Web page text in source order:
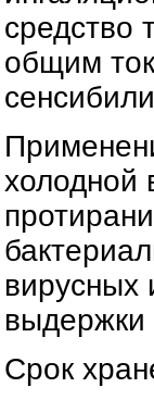
средство
общим
холодной
вирусных
выдержки
Срок